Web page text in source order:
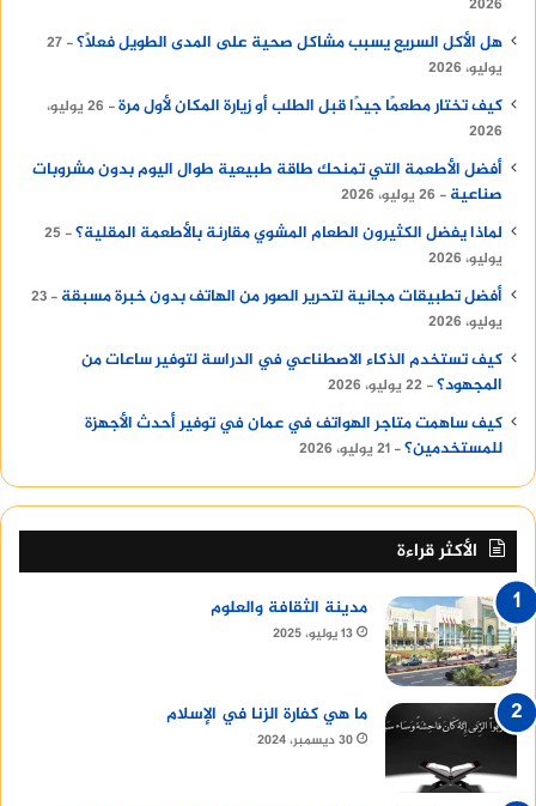
2026
هل الأكل السريع يسبب مشاكل صحية على المدى الطويل فعلًا؟ 27
يوليو، 2026
كيف تختار مطعمًا جيدًا قبل الطلب أو زيارة المكان لأول مرة
26 يوليو،
2026
أفضل الأطعمة التي تمنحك طاقة طبيعية طوال اليوم بدون مشروبات
صناعية
26 يوليو، 2026
لماذا يفضل الكثيرون الطعام المشوي مقارنة بالأطعمة المقلية؟
25
يوليو، 2026
أفضل تطبيقات مجانية لتحرير الصور من الهاتف بدون خبرة مسبقة
23
يوليو، 2026
كيف تستخدم الذكاء الاصطناعي في الدراسة لتوفير ساعات من
المجهود؟ 22 يوليو، 2026
كيف ساهمت متاجر الهواتف في عمان في توفير أحدث الأجهزة
للمستخدمين؟ 21 يوليو، 2026
الأكثر قراءة
مدينة الثقافة والعلوم
13 يوليو، 2025
ما هي كفارة الزنا في الإسلام
30 ديسمبر، 2024